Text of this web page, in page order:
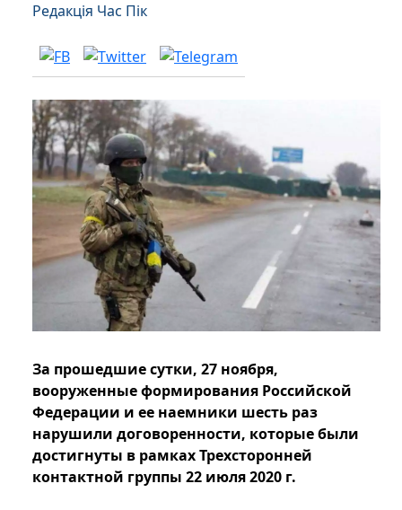
Редакція Час Пік
За прошедшие сутки, 27 ноября,
вооруженные формирования Российской
Федерации и ее наемники шесть раз
нарушили договоренности, которые были
достигнуты в рамках Трехсторонней
контактной группы 22 июля 2020 г.